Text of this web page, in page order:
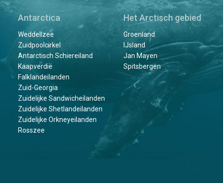
Antarctica
Weddellzee
Zuidpoolcirkel
Antarctisch Schiereiland
Kaapverdië
Falklandeilanden
Zuid-Georgia
Zuidelijke Sandwicheilanden
Zuidelijke Shetlandeilanden
Zuidelijke Orkneyeilanden
Rosszee
Het Arctisch gebied
Groenland
IJsland
Jan Mayen
Spitsbergen